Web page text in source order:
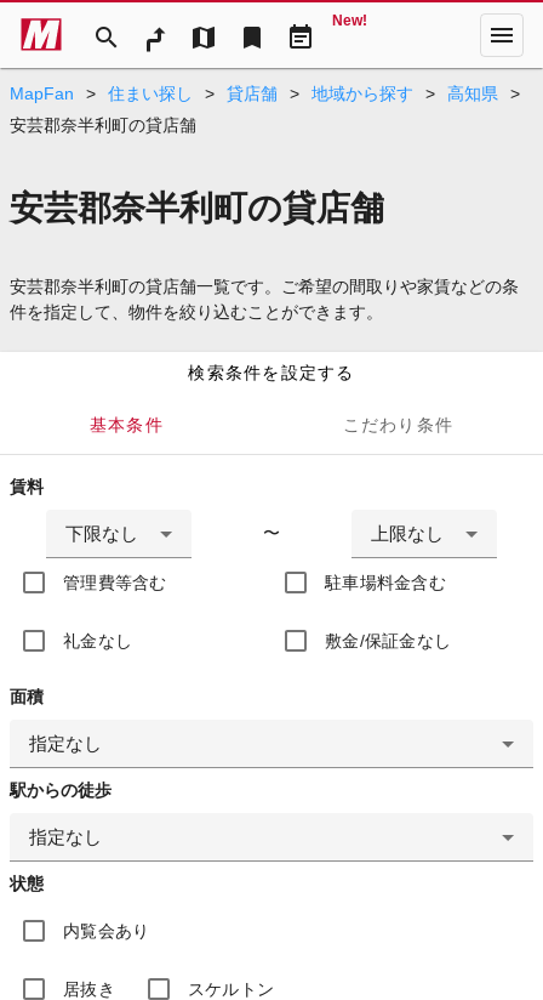
search map bookmark event_note
New! menu
MapFan > 住まい探し > 貸店舗 > 地域から探す > 高知県
>
安芸郡奈半利町の貸店舗
安芸郡奈半利町の貸店舗
安芸郡奈半利町の貸店舗一覧です。ご希望の間取りや家賃などの条
件を指定して、物件を絞り込むことができます。
検索条件を設定する
基本条件 こだわり条件
賃料
下限なし 〜 上限なし
管理費等含む 駐車場料金含む
礼金なし 敷金/保証金なし
面積
指定なし
駅からの徒歩
指定なし
状態
内覧会あり
居抜き スケルトン